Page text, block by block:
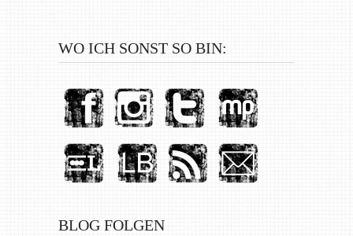
WO ICH SONST SO BIN:
BLOG FOLGEN